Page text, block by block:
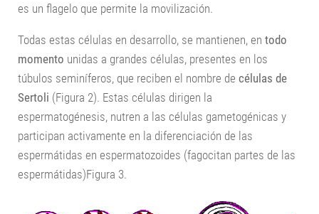
es un flagelo que permite la movilización.
Todas estas células en desarrollo, se mantienen, en todo
momento unidas a grandes células, presentes en los
túbulos seminíferos, que reciben el nombre de células de
Sertoli (Figura 2). Estas células dirigen la
espermatogénesis, nutren a las células gametogénicas y
participan activamente en la diferenciación de las
espermátidas en espermatozoides (fagocitan partes de las
espermátidas)Figura 3.